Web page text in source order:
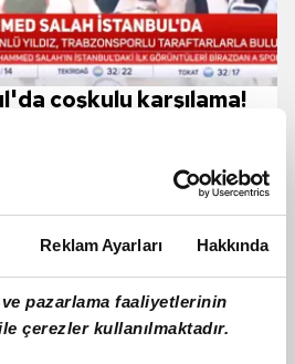
Reklam Ayarları Hakkında
pazarlama faaliyetlerinin
çerezler kullanılmaktadır.
coşkulu karşılama!